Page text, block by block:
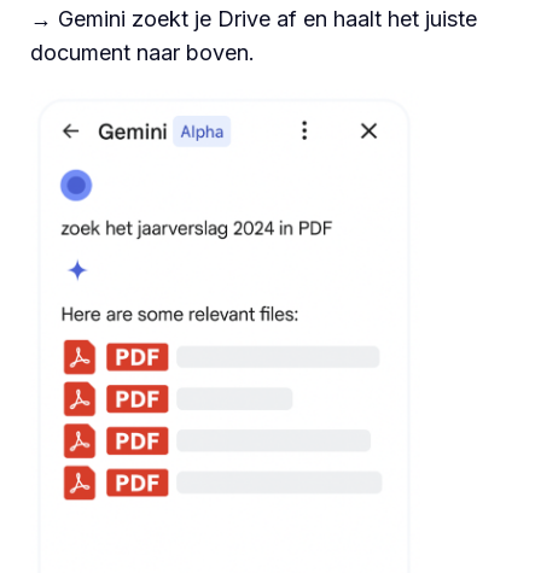
→ Gemini zoekt je Drive af en haalt het juiste
document naar boven.